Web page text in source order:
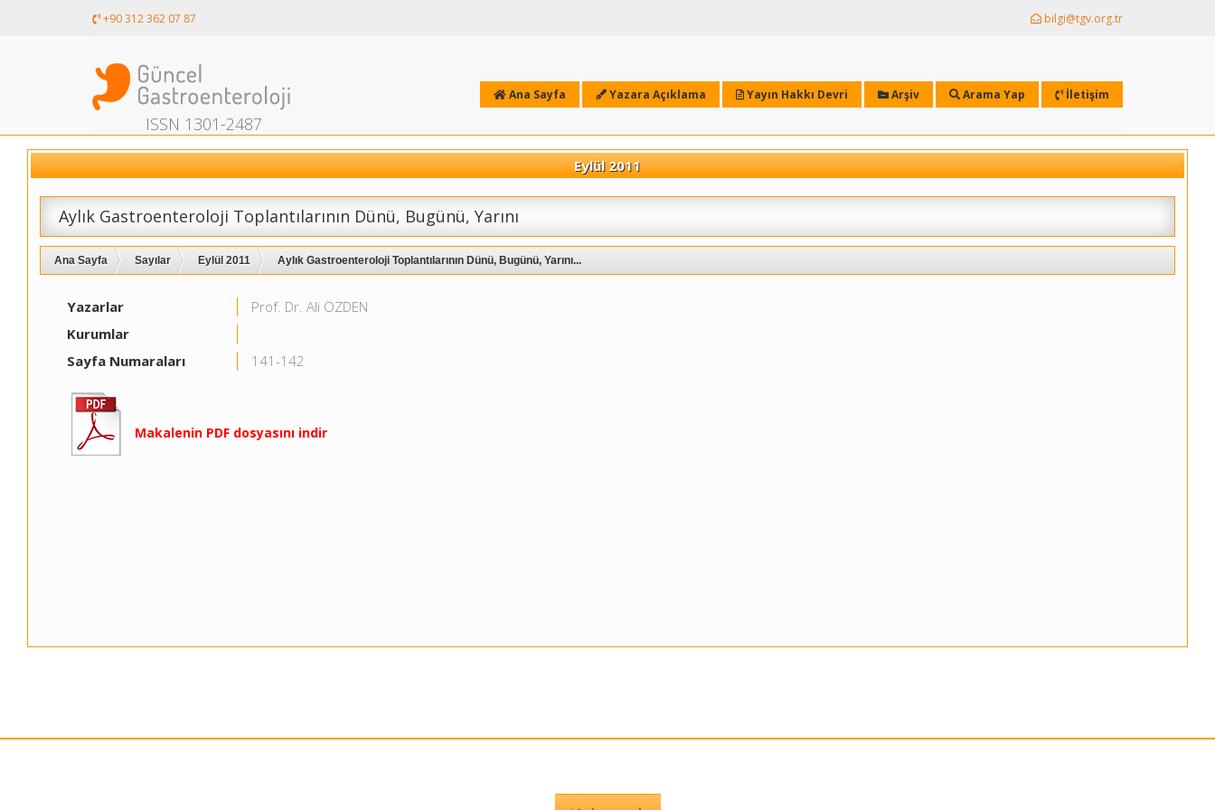
+90 312 362 07 87 bilgi@tgv.org.tr
ISSN 1301-2487
Ana Sayfa Yazara Açıklama Yayın Hakkı Devri Arşiv Arama Yap İletişim
Eylül 2011
Aylık Gastroenteroloji Toplantılarının Dünü, Bugünü, Yarını
Ana Sayfa Sayılar Eylül 2011 Aylık Gastroenteroloji Toplantılarının Dünü, Bugünü, Yarını...
Yazarlar
Prof. Dr. Ali ÖZDEN
Kurumlar
Sayfa Numaraları
141-142
Makalenin PDF dosyasını indir